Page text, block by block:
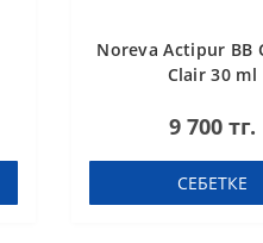
Noreva Actipur BB
Clair 30 ml
9 700 тг.
СЕБЕТКЕ